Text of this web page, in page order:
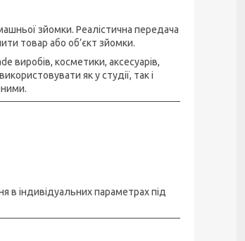
зйомки. Реалістична передача
товар або об’єкт зйомки.
виробів, косметики, аксесуарів,
як у студії, так і
в індивідуальних параметрах під